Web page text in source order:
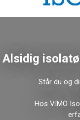
Alsidig
Står du og
​Hos VIMO